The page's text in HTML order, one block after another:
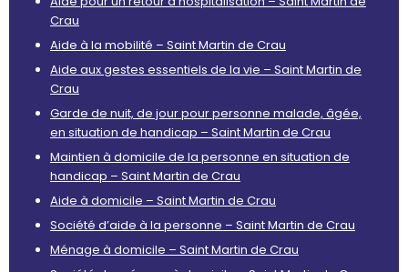
Crau
Aide à la mobilité – Saint Martin de Crau
Aide aux gestes essentiels de la vie – Saint Martin de
Crau
Garde de nuit, de jour pour personne malade, âgée,
en situation de handicap – Saint Martin de Crau
Maintien à domicile de la personne en situation de
handicap – Saint Martin de Crau
Aide à domicile – Saint Martin de Crau
Société d’aide à la personne – Saint Martin de Crau
Ménage à domicile – Saint Martin de Crau